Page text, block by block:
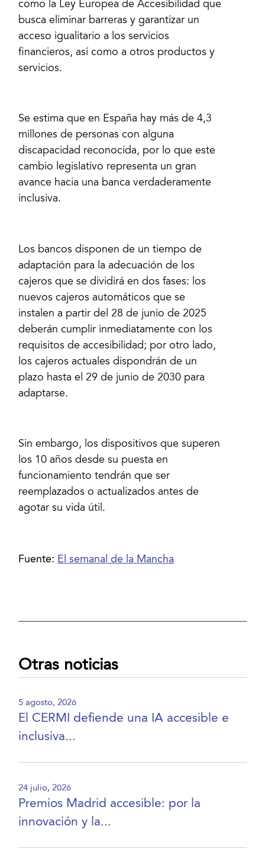
como la Ley Europea de Accesibilidad que
busca eliminar barreras y garantizar un
acceso igualitario a los servicios
financieros, así como a otros productos y
servicios.
Se estima que en España hay más de 4,3
millones de personas con alguna
discapacidad reconocida, por lo que este
cambio legislativo representa un gran
avance hacia una banca verdaderamente
inclusiva.
Los bancos disponen de un tiempo de
adaptación para la adecuación de los
cajeros que se dividirá en dos fases: los
nuevos cajeros automáticos que se
instalen a partir del 28 de junio de 2025
deberán cumplir inmediatamente con los
requisitos de accesibilidad; por otro lado,
los cajeros actuales dispondrán de un
plazo hasta el 29 de junio de 2030 para
adaptarse.
Sin embargo, los dispositivos que superen
los 10 años desde su puesta en
funcionamiento tendrán que ser
reemplazados o actualizados antes de
agotar su vida útil.
Fuente: El semanal de la Mancha
Otras noticias
5 agosto, 2026
El CERMI defiende una IA accesible e
inclusiva...
24 julio, 2026
Premios Madrid accesible: por la
innovación y la...